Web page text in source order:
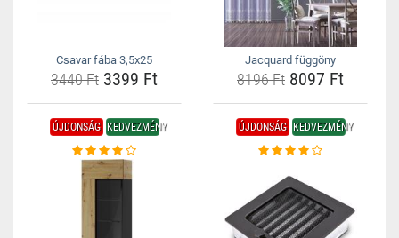
Csavar fába 3,5x25
3440 Ft 3399 Ft
Jacquard függöny
8196 Ft 8097 Ft
ÚJDONSÁG KEDVEZMÉNY ÚJDONSÁG KEDVEZMÉNY